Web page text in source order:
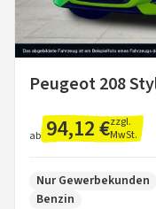
Peugeot 208
ab 94,12 €zzgl.
MwSt.
Nur Gewerbekunden
Benzin